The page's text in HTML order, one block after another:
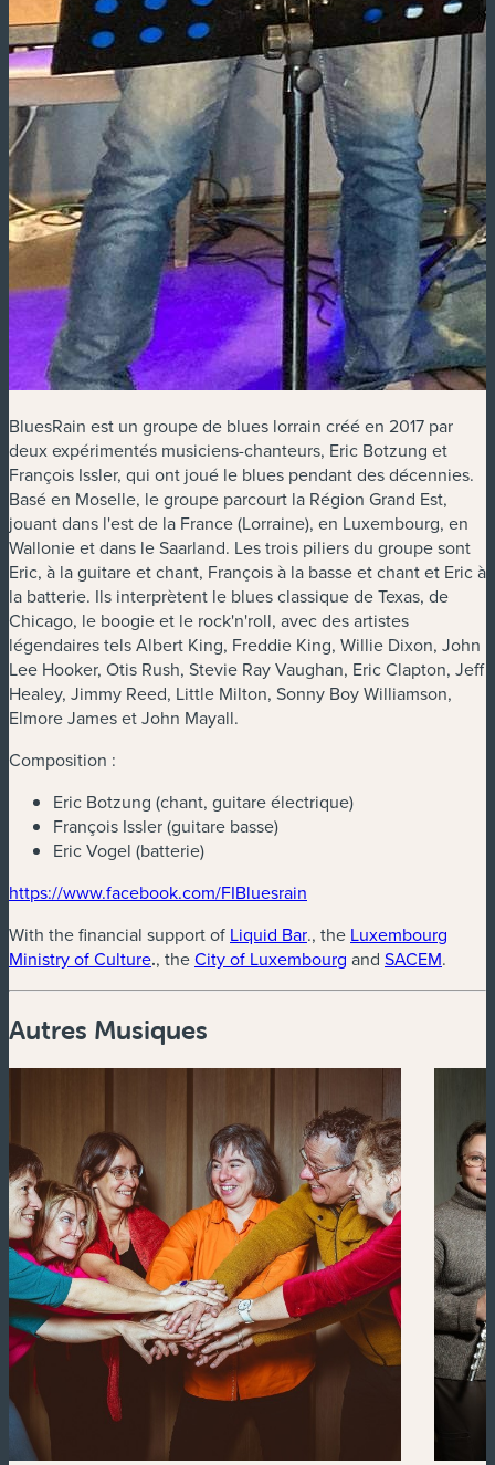
BluesRain est un groupe de blues lorrain créé en 2017 par
deux expérimentés musiciens-chanteurs, Eric Botzung et
François Issler, qui ont joué le blues pendant des décennies.
Basé en Moselle, le groupe parcourt la Région Grand Est,
jouant dans l'est de la France (Lorraine), en Luxembourg, en
Wallonie et dans le Saarland. Les trois piliers du groupe sont
Eric, à la guitare et chant, François à la basse et chant et Eric à
la batterie. Ils interprètent le blues classique de Texas, de
Chicago, le boogie et le rock'n'roll, avec des artistes
légendaires tels Albert King, Freddie King, Willie Dixon, John
Lee Hooker, Otis Rush, Stevie Ray Vaughan, Eric Clapton, Jeff
Healey, Jimmy Reed, Little Milton, Sonny Boy Williamson,
Elmore James et John Mayall.
Composition :
Eric Botzung (chant, guitare électrique)
François Issler (guitare basse)
Eric Vogel (batterie)
(nouvelle fenêtre)
https://www.facebook.com/FIBluesrain
With the financial support of Liquid Bar(nouvelle fenêtre)
., the Luxembourg
Ministry of Culture(nouvelle fenêtre)
., theCity of Luxembourg (nouvelle fenêtre)
and SACEM.
Autres Musiques